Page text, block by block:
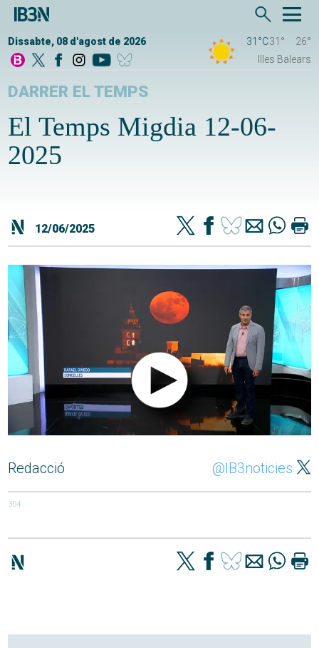
Dissabte, 08 d'agost de 2026 31°C31°
26°
Illes Balears
DARRER EL TEMPS
El Temps Migdia 12-06-
2025
12/06/2025
Redacció @IB3noticies
304